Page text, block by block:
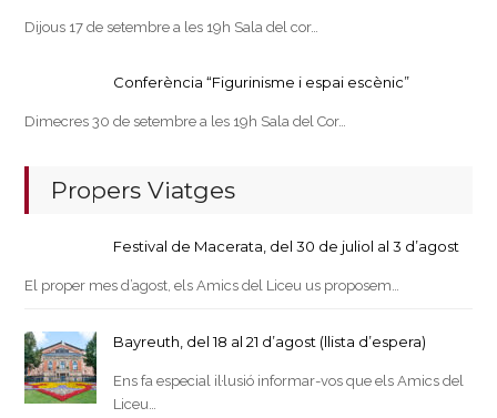
Dijous 17 de setembre a les 19h Sala del cor…
Conferència “Figurinisme i espai escènic”
Dimecres 30 de setembre a les 19h Sala del Cor…
Propers Viatges
Festival de Macerata, del 30 de juliol al 3 d’agost
El proper mes d’agost, els Amics del Liceu us proposem…
Bayreuth, del 18 al 21 d’agost (llista d’espera)
Ens fa especial il·lusió informar-vos que els Amics del
Liceu…